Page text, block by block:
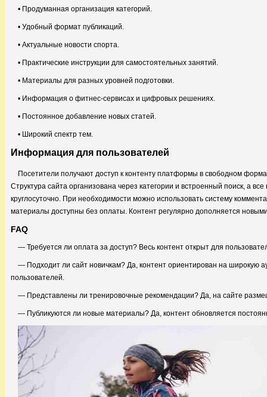
• Продуманная организация категорий.
• Удобный формат публикаций.
• Актуальные новости спорта.
• Практические инструкции для самостоятельных занятий.
• Материалы для разных уровней подготовки.
• Информация о фитнес-сервисах и цифровых решениях.
• Постоянное добавление новых статей.
• Широкий спектр тем.
Информация для пользователей
Посетители получают доступ к контенту платформы в свободном
Структура сайта организована через категории и встроенный поиск, а
круглосуточно. При необходимости можно использовать систему
материалы доступны без оплаты. Контент регулярно дополняется
FAQ
— Требуется ли оплата за доступ? Весь контент открыт для
— Подходит ли сайт новичкам? Да, контент ориентирован на широкую
пользователей.
— Представлены ли тренировочные рекомендации? Да, на сайте
— Публикуются ли новые материалы? Да, контент обновляется